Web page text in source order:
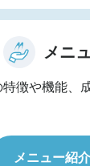
メニ
徴や機能、
メニュー紹